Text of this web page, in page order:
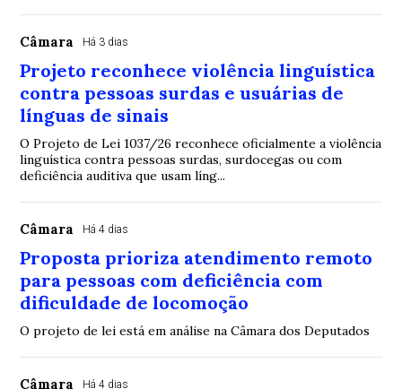
Câmara Há 3 dias
Projeto reconhece violência linguística
contra pessoas surdas e usuárias de
línguas de sinais
O Projeto de Lei 1037/26 reconhece oficialmente a violência
linguística contra pessoas surdas, surdocegas ou com
deficiência auditiva que usam líng...
Câmara Há 4 dias
Proposta prioriza atendimento remoto
para pessoas com deficiência com
dificuldade de locomoção
O projeto de lei está em análise na Câmara dos Deputados
Câmara Há 4 dias